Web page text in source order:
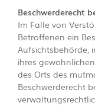
Beschwerderecht
Im Falle von
Betroffenen ein
Aufsichtsbehörde,
ihres
des Orts des
Beschwerderecht